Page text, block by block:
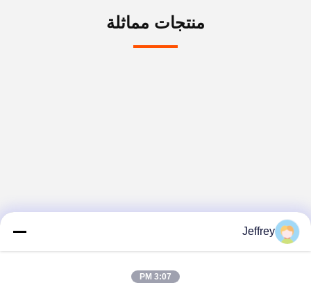
منتجات مماثلة
Jeffrey
3:07 PM